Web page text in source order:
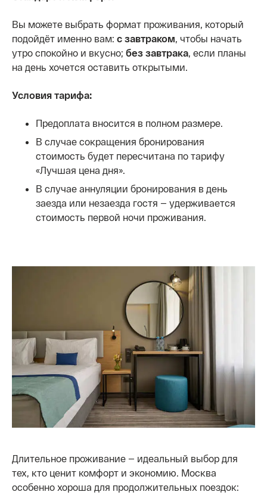
Вы можете выбрать формат проживания, который
подойдёт именно вам: с завтраком, чтобы начать
утро спокойно и вкусно; без завтрака, если планы
на день хочется оставить открытыми.
Условия тарифа:
Предоплата вносится в полном размере.
В случае сокращения бронирования
стоимость будет пересчитана по тарифу
«Лучшая цена дня».
В случае аннуляции бронирования в день
заезда или незаезда гостя — удерживается
стоимость первой ночи проживания.
Длительное проживание — идеальный выбор для
тех, кто ценит комфорт и экономию. Москва
особенно хороша для продолжительных поездок: